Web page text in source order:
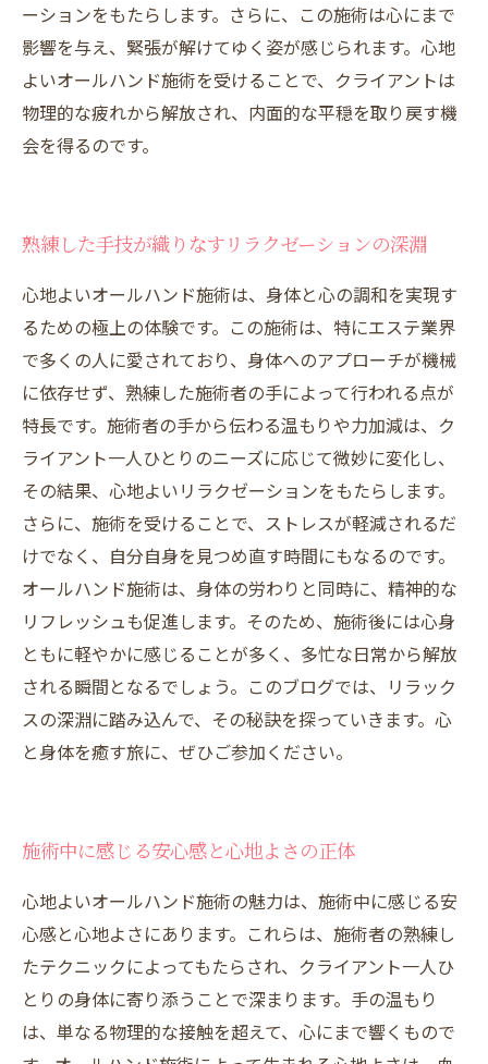
ーションをもたらします。さらに、この施術は心にまで
影響を与え、緊張が解けてゆく姿が感じられます。心地
よいオールハンド施術を受けることで、クライアントは
物理的な疲れから解放され、内面的な平穏を取り戻す機
会を得るのです。
熟練した手技が織りなすリラクゼーションの深淵
心地よいオールハンド施術は、身体と心の調和を実現す
るための極上の体験です。この施術は、特にエステ業界
で多くの人に愛されており、身体へのアプローチが機械
に依存せず、熟練した施術者の手によって行われる点が
特長です。施術者の手から伝わる温もりや力加減は、ク
ライアント一人ひとりのニーズに応じて微妙に変化し、
その結果、心地よいリラクゼーションをもたらします。
さらに、施術を受けることで、ストレスが軽減されるだ
けでなく、自分自身を見つめ直す時間にもなるのです。
オールハンド施術は、身体の労わりと同時に、精神的な
リフレッシュも促進します。そのため、施術後には心身
ともに軽やかに感じることが多く、多忙な日常から解放
される瞬間となるでしょう。このブログでは、リラック
スの深淵に踏み込んで、その秘訣を探っていきます。心
と身体を癒す旅に、ぜひご参加ください。
施術中に感じる安心感と心地よさの正体
心地よいオールハンド施術の魅力は、施術中に感じる安
心感と心地よさにあります。これらは、施術者の熟練し
たテクニックによってもたらされ、クライアント一人ひ
とりの身体に寄り添うことで深まります。手の温もり
は、単なる物理的な接触を超えて、心にまで響くもので